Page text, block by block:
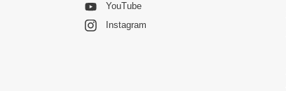
YouTube
Instagram